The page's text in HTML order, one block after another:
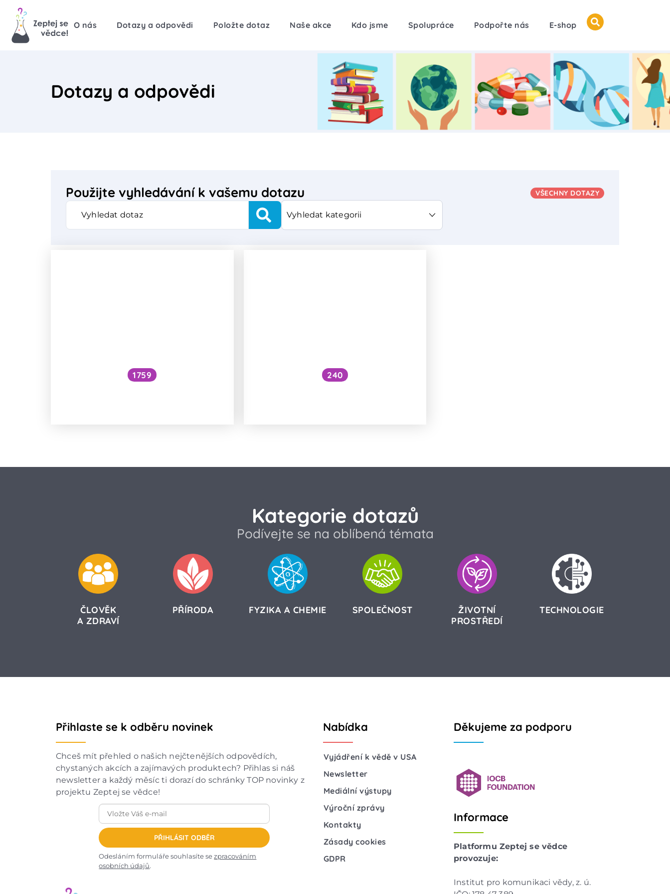
O nás Dotazy a odpovědi Položte dotaz Naše akce Kdo jsme Spolupráce Podpořte nás E-shop
Dotazy a odpovědi
Použijte vyhledávání k vašemu dotazu VŠECHNY DOTAZY
1759 240
Kategorie dotazů
Podívejte se na oblíbená témata
ČLOVĚK
A ZDRAVÍ
PŘÍRODA FYZIKA A CHEMIE SPOLEČNOST
ŽIVOTNÍ
PROSTŘEDÍ
TECHNOLOGIE
Přihlaste se k odběru novinek
Chceš mít přehled o našich nejčtenějších odpovědích,
chystaných akcích a zajímavých produktech? Přihlas si náš
newsletter a každý měsíc ti dorazí do schránky TOP novinky z
projektu Zeptej se vědce!
PŘIHLÁSIT ODBĚR
Odesláním formuláře souhlasíte sezpracováním
osobních údajů.
Nabídka
Vyjádření k vědě v USA
Newsletter
Mediální výstupy
Výroční zprávy
Kontakty
Zásady cookies
GDPR
Děkujeme za podporu
Informace
Platformu Zeptej se vědce
provozuje:
Institut pro komunikaci vědy, z. ú.